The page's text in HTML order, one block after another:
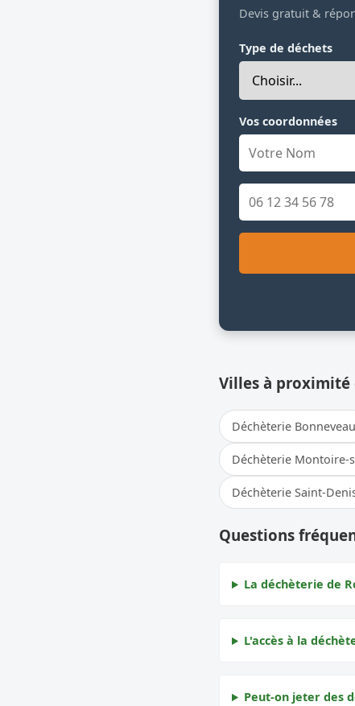
Devis gratuit &
Type de déchets
Vos coordonnées
Villes à proximité
Déchèterie Bonneveau
Déchèterie Montoire-
Déchèterie Saint-
Questions
La déchèterie de
L'accès à la
Peut-on jeter des